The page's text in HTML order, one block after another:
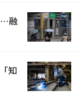
…融
知